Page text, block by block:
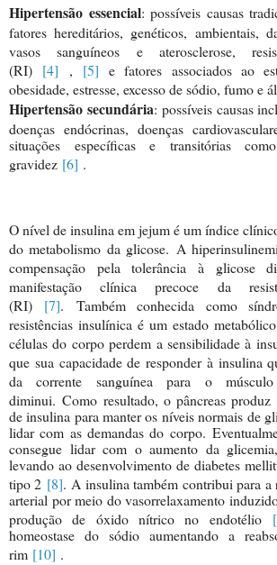
Hipertensão essencial: possíveis causas
fatores hereditários, genéticos, ambientais,
vasos sanguíneos e aterosclerose,
(RI) [4] , [5] e fatores associados ao
obesidade, estresse, excesso de sódio, fumo e
Hipertensão secundária: possíveis causas
doenças endócrinas, doenças
situações específicas e transitórias
gravidez [6] .
O nível de insulina em jejum é um índice
do metabolismo da glicose. A
compensação pela tolerância à glicose
manifestação clínica precoce da
(RI) [7]. Também conhecida como
resistências insulínica é um estado
células do corpo perdem a sensibilidade à
que sua capacidade de responder à insulina
da corrente sanguínea para o
diminui. Como resultado, o pâncreas produz
de insulina para manter os níveis normais de
lidar com as demandas do corpo.
consegue lidar com o aumento da
levando ao desenvolvimento de diabetes
tipo 2 [8]. A insulina também contribui para a
arterial por meio do vasorrelaxamento
produção de óxido nítrico no endotélio
homeostase do sódio aumentando a
rim [10] .